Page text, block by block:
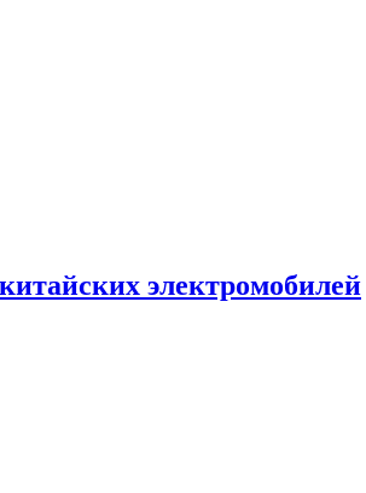
электромобилей